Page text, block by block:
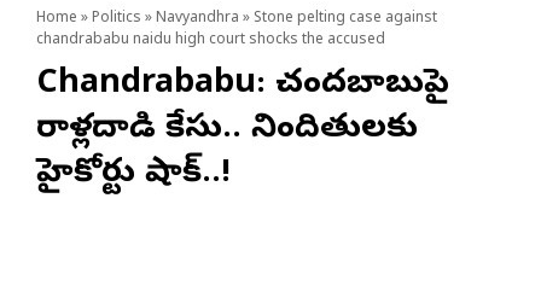
Home » Politics » Navyandhra » Stone pelting case against
chandrababu naidu high court shocks the accused
Chandrababu: చంద్రబాబుపై
రాళ్లదాడి కేసు.. నిందితులకు
హైకోర్టు షాక్..!